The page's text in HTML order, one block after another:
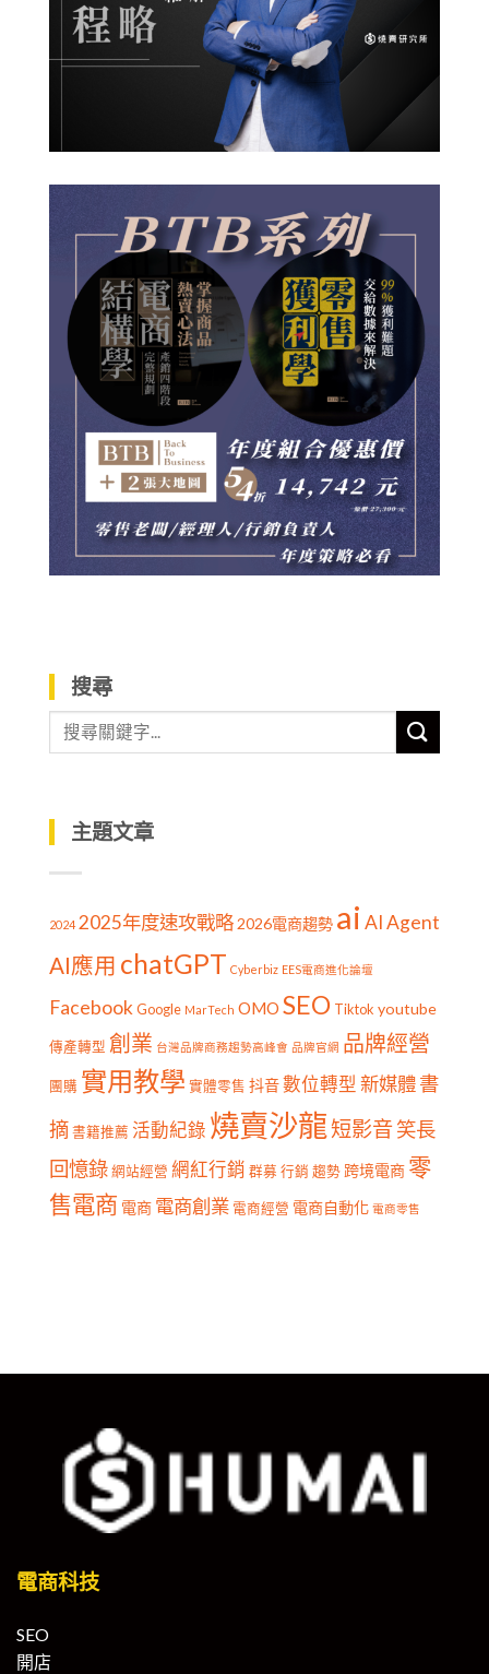
搜尋
主題文章
2024 2025年度速攻戰略2026電商趨勢 ai AI Agent
AI應用 chatGPT Cyberbiz EES電商進化論壇
Facebook Google MarTech OMO SEO Tiktok youtube
傳產轉型 創業 台灣品牌商務趨勢高峰會 品牌官網 品牌經營
團購 實用教學 實體零售 抖音數位轉型 新媒體書
摘 書籍推薦 活動紀錄 燒賣沙龍短影音笑長
回憶錄 網站經營 網紅行銷 群募 行銷 趨勢 跨境電商 零
售電商 電商 電商創業 電商經營 電商自動化 電商零售
電商科技
SEO
開店